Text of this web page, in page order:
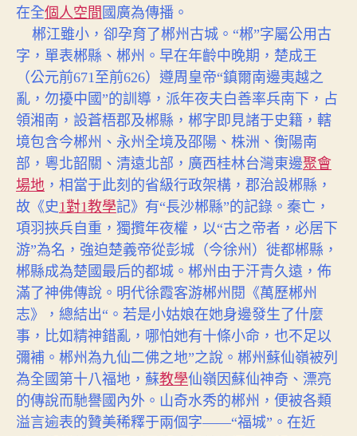
在全個人空間 國廣為傳播。
郴江雖小，卻孕育了郴州古城。“郴”字屬公用古
字，單表郴縣、郴州。早在年齡中晚期，楚成王
（公元前671至前626）遵周皇帝“鎮爾南邊夷越之
亂，勿擾中國”的訓導，派年夜夫白善率兵南下，占
領湘南，設蒼梧郡及郴縣，郴字即見諸于史籍，轄
境包含今郴州、永州全境及邵陽、株洲、衡陽南
部，粵北韶關、清遠北部，廣西桂林台灣東邊聚會
場地 ，相當于此刻的省級行政架構，郡治設郴縣，
故《史1對1教學記》有“長沙郴縣”的記錄。秦亡，
項羽挾兵自重，獨攬年夜權，以“古之帝者，必居下
游”為名，強迫楚義帝從彭城（今徐州）徙都郴縣，
郴縣成為楚國最后的都城。郴州由于汗青久遠，佈
滿了神佛傳說。明代徐霞客游郴州閱《萬歷郴州
志》，總結出“。若是小姑娘在她身邊發生了什麼
事，比如精神錯亂，哪怕她有十條小命，也不足以
彌補。郴州為九仙二佛之地”之說。郴州蘇仙嶺被列
為全國第十八福地，蘇教學仙嶺因蘇仙神奇、漂亮
的傳說而馳譽國內外。山奇水秀的郴州，便被各類
溢言逾表的贊美稀釋于兩個字——“福城”。在近